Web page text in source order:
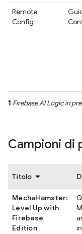
Remote
Config
1 Firebase AI Logicin
Campioni di
Titolo
MechaHamster:
Level Up with
Firebase
Edition